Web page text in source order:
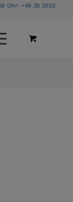
Uhr:+49 30 5050